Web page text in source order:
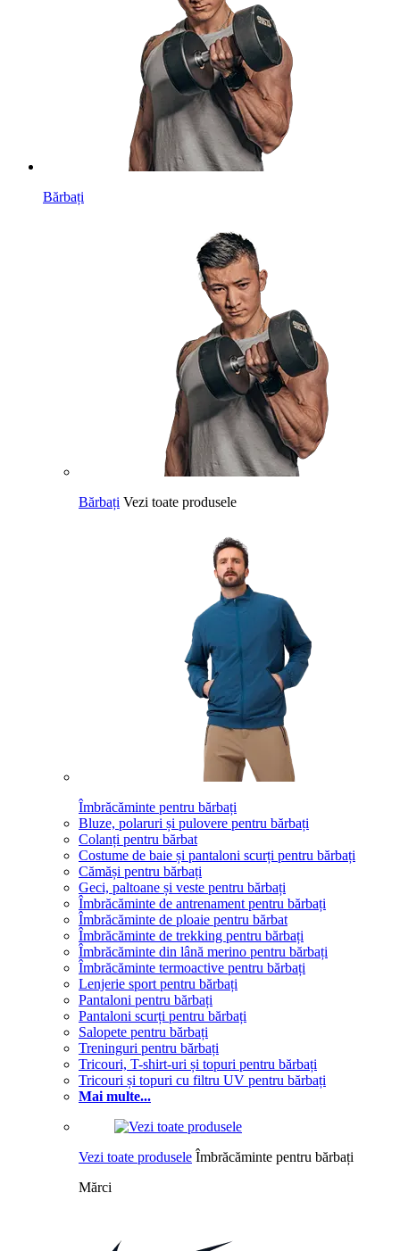
Bărbați
Bărbați Vezi toate produsele
Îmbrăcăminte pentru bărbați
Bluze, polaruri și pulovere pentru bărbați
Colanți pentru bărbat
Costume de baie și pantaloni scurți pentru bărbați
Cămăși pentru bărbați
Geci, paltoane și veste pentru bărbați
Îmbrăcăminte de antrenament pentru bărbați
Îmbrăcăminte de ploaie pentru bărbat
Îmbrăcăminte de trekking pentru bărbați
Îmbrăcăminte din lână merino pentru bărbați
Îmbrăcăminte termoactive pentru bărbați
Lenjerie sport pentru bărbați
Pantaloni pentru bărbați
Pantaloni scurți pentru bărbați
Salopete pentru bărbați
Treninguri pentru bărbați
Tricouri, T-shirt-uri și topuri pentru bărbați
Tricouri și topuri cu filtru UV pentru bărbați
Mai multe...
Vezi toate produsele Îmbrăcăminte pentru bărbați
Mărci